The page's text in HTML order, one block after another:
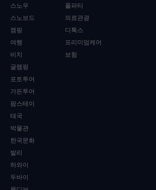
스노우
스노보드
캠핑
여행
비치
글램핑
포토투어
가든투어
팜스테이
태국
박물관
한국문화
발리
하와이
두바이
풀파티
의료관광
디톡스
프리미엄케어
보험